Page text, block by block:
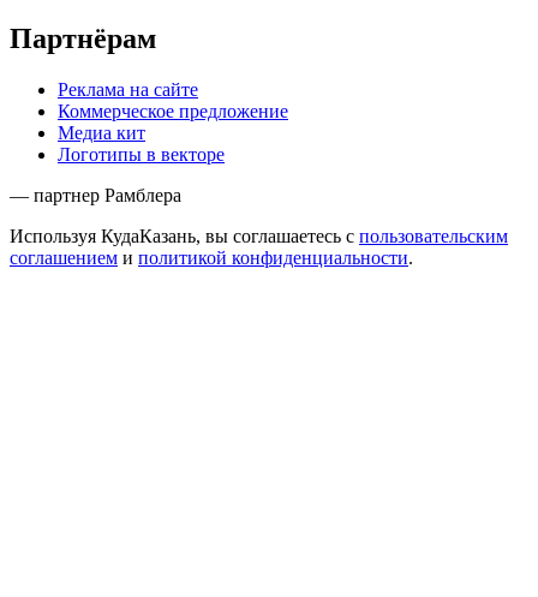
Партнёрам
Реклама на сайте
Коммерческое предложение
Медиа кит
Логотипы в векторе
— партнер Рамблера
Используя КудаКазань, вы соглашаетесь с пользовательским
соглашением и политикой конфиденциальности.